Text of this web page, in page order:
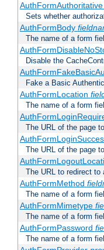
Sets whether
AuthFormBody
The name of a form
Disable the
Fake a Basic
AuthFormLocation
The name of a form
The URL of the page
The URL of the page
The URL to redirect to
AuthFormMethod
The name of a form
AuthFormMimetype
The name of a form
AuthFormPassword
The name of a form